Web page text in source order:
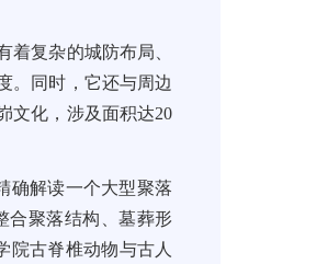
复杂的城防布局、
。同时，它还与周边
文化，涉及面积达20
确解读一个大型聚落
合聚落结构、墓葬形
院古脊椎动物与古人